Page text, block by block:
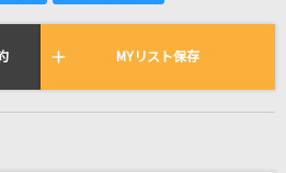
歌われている曲の一覧
MYリスト保存